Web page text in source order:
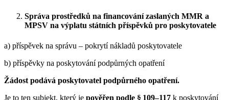
Správa prostředků na financování zaslaných MMR a
MPSV na výplatu státních příspěvků pro poskytovatele
a) příspěvek na správu – pokrytí nákladů poskytovatele
b) příspěvky na poskytování podpůrných opatření
Žádost podává poskytovatel podpůrného opatření.
Je to ten subjekt, který je pověřen podle § 109–117 k poskytování